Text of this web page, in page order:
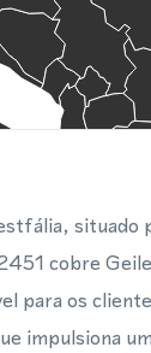
situado
cobre
para os
impulsiona